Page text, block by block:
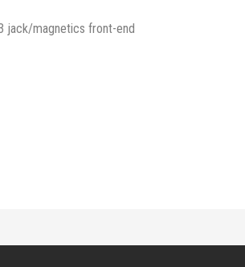
jack/magnetics front-end